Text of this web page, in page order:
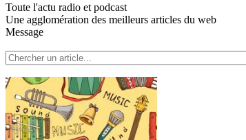
Toute l'actu radio et podcast
Une agglomération des meilleurs articles du web
Message